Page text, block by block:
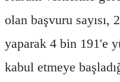
olan başvuru sayısı,
yaparak 4 bin 191'e
kabul etmeye